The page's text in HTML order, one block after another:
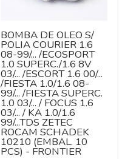
BOMBA DE OLEO S/
POLIA COURIER 1.6
08-99/... /ECOSPORT
1.0 SUPERC./1.6 8V
03/... /ESCORT 1.6 00/...
/FIESTA 1.0/1.6 08-
99/... /FIESTA SUPERC.
1.0 03/... / FOCUS 1.6
03/... / KA 1.0/1.6
99/...TDS ZETEC
ROCAM SCHADEK
10210 (EMBAL. 10
PCS) - FRONTIER